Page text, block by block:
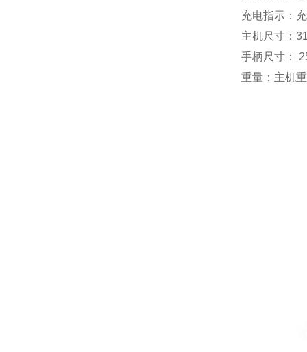
充电指示：
主机尺寸：
手柄尺寸：
重量：主机